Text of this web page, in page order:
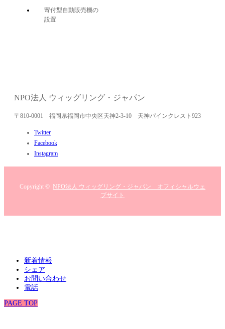
寄付型自動販売機の
設置
NPO法人 ウィッグリング・ジャパン
〒810-0001 福岡県福岡市中央区天神2-3-10 天神パインクレスト923
Twitter
Facebook
Instagram
Copyright © NPO法人 ウィッグリング・ジャパン オフィシャルウェ
ブサイト
新着情報
シェア
お問い合わせ
電話
PAGE TOP